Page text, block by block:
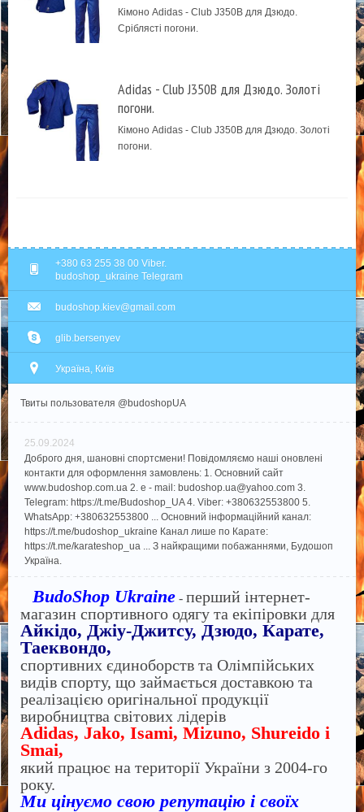
Кімоно Adidas - Club J350B для Дзюдо.
Сріблясті погони.
Adidas - Club J350B для Дзюдо. Золоті
погони.
Кімоно Adidas - Club J350B для Дзюдо. Золоті
погони.
+380 63 255 38 00 Viber.
budoshop_ukraine Telegram
budoshop.kiev@gmail.com
glib.bersenyev
Україна, Київ
Твиты пользователя @budoshopUA
25.09.2024
Доброго дня, шановні спортсмени! Повідомляємо наші оновлені
контакти для оформлення замовлень: 1. Основний сайт
www.budoshop.com.ua 2. e - mail: budoshop.ua@​yahoo.com 3.
Telegram: https://t.me/Budoshop_UA 4. Viber: +380632553800 5.
WhatsApp: +380632553800 ... Основний інформаційний канал:
https://t.me/budoshop_ukraine Канал лише по Карате:
https://t.me/karateshop_ua ... З найкращими побажаннями, Будошоп
Україна.
BudoShop Ukraine - перший інтернет-
магазин спортивного одягу та екіпіровки для
Айкідо, Джіу-Джитсу, Дзюдо, Карате,
Таеквондо,
спортивних єдиноборств та Олімпійських
видів спорту, що займається доставкою та
реалізацією оригінальної продукції
виробництва світових лідерів
Adidas, Jako, Isami, Mizuno, Shureido і
Smai,
який працює на території України з 2004-го
року.
Ми цінуємо свою репутацію і своїх